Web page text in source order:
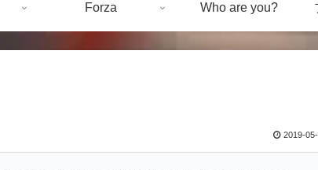
Forza Who are you?
2019-